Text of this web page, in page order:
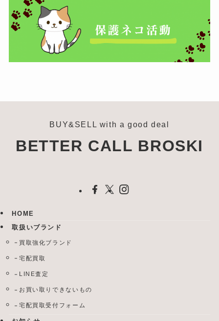
BUY&SELL with a good deal
BETTER CALL BROSKI
HOME
取扱いブランド
買取強化ブランド
宅配買取
LINE査定
お買い取りできないもの
宅配買取受付フォーム